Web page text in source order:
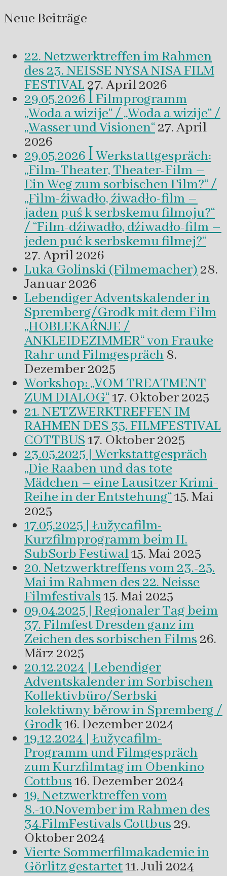
Neue Beiträge
22. Netzwerktreffen im Rahmen
des 23. NEISSE NYSA NISA FILM
FESTIVAL27. April 2026
29.05.2026 ꟾ Filmprogramm
„Woda a wizije“ / „Woda a wizije“ /
„Wasser und Visionen“27. April
2026
29.05.2026 ꟾ Werkstattgespräch:
„Film-Theater, Theater-Film –
Ein Weg zum sorbischen Film?“ /
„Film-źiwadło, źiwadło-film –
jaden puś k serbskemu filmoju?“
/ “Film-dźiwadło, dźiwadło-film –
jeden puć k serbskemu filmej?“
27. April 2026
Luka Golinski (Filmemacher)28.
Januar 2026
Lebendiger Adventskalender in
Spremberg/Grodk mit dem Film
„HOBLEKAŔNJE /
ANKLEIDEZIMMER“ von Frauke
Rahr und Filmgespräch 8.
Dezember 2025
Workshop: „VOM TREATMENT
ZUM DIALOG“17. Oktober 2025
21. NETZWERKTREFFEN IM
RAHMEN DES 35. FILMFESTIVAL
COTTBUS17. Oktober 2025
23.05.2025 | Werkstattgespräch
„Die Raaben und das tote
Mädchen – eine Lausitzer Krimi-
Reihe in der Entstehung“15. Mai
2025
17.05.2025 | Łužycafilm-
Kurzfilmprogramm beim II.
SubSorb Festiwal15. Mai 2025
20. Netzwerktreffens vom 23.-25.
Mai im Rahmen des 22. Neisse
Filmfestivals15. Mai 2025
09.04.2025 | Regionaler Tag beim
37. Filmfest Dresden ganz im
Zeichen des sorbischen Films26.
März 2025
20.12.2024 | Lebendiger
Adventskalender im Sorbischen
Kollektivbüro/Serbski
kolektiwny běrow in Spremberg /
Grodk16. Dezember 2024
19.12.2024 | Łužycafilm-
Programm und Filmgespräch
zum Kurzfilmtag im Obenkino
Cottbus16. Dezember 2024
19. Netzwerktreffen vom
8.-10.November im Rahmen des
34.FilmFestivals Cottbus29.
Oktober 2024
Vierte Sommerfilmakademie in
Görlitz gestartet11. Juli 2024